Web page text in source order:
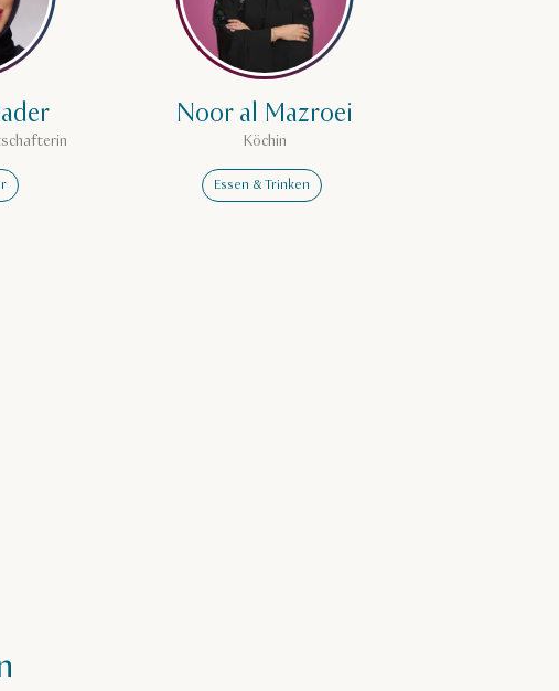
Noor al Mazroei
Köchin
Essen & Trinken
Morris